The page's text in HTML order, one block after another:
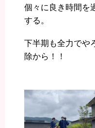
個々に良き時間を
する。
下半期も全力でや
除から！！